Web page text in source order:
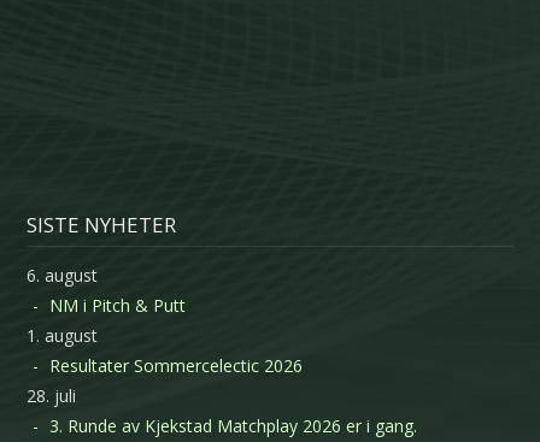
SISTE NYHETER
6. august
NM i Pitch & Putt
1. august
Resultater Sommercelectic 2026
28. juli
3. Runde av Kjekstad Matchplay 2026 er i gang.